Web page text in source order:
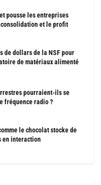
pousse les entreprises
et le profit
de dollars de la NSF pour
de matériaux alimenté
pourraient-ils se
fréquence radio ?
le chocolat stocke de
en interaction